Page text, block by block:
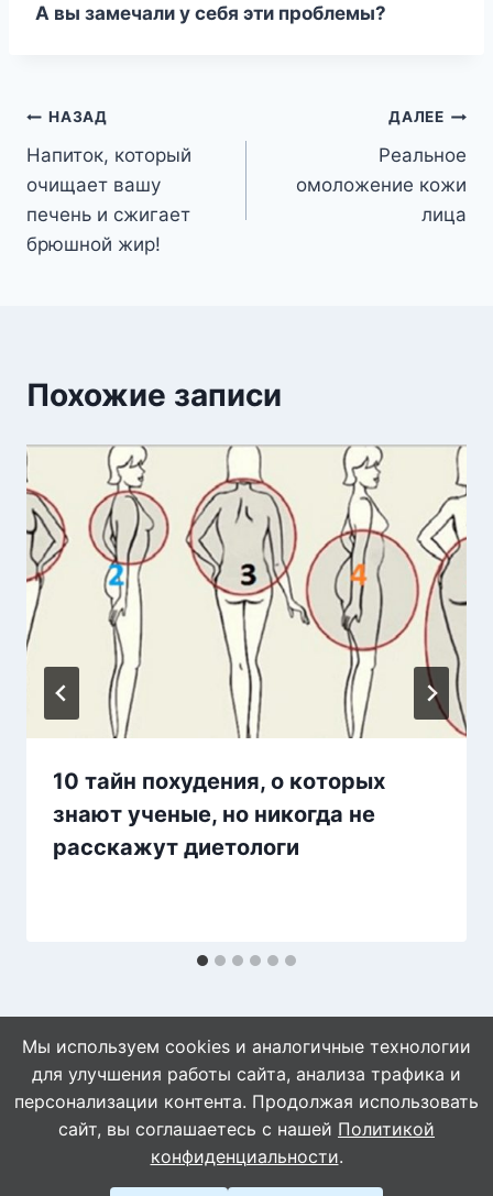
А вы замечали у себя эти проблемы?
Навигация
по
записям
НАЗАД
Напиток, который
очищает вашу
печень и сжигает
брюшной жир!
ДАЛЕЕ
Реальное
омоложение кожи
лица
Похожие записи
10 тайн похудения, о которых
знают ученые, но никогда не
расскажут диетологи
© 2026 WebVinegret
Мы используем cookies и аналогичные технологии
для улучшения работы сайта, анализа трафика и
персонализации контента. Продолжая использовать
сайт, вы соглашаетесь с нашей Политикой
конфиденциальности.